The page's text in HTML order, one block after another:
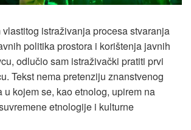
istraživanja procesa stvaranja
politika prostora i korištenja javnih
odlučio sam istraživački pratiti prvi
Tekst nema pretenziju znanstvenog
u kojem se, kao etnolog, upirem na
etnologije i kulturne